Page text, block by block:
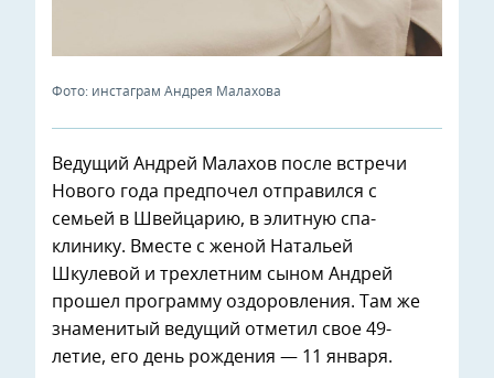
Фото: инстаграм Андрея Малахова
Ведущий Андрей Малахов после встречи
Нового года предпочел отправился с
семьей в Швейцарию, в элитную спа-
клинику. Вместе с женой Натальей
Шкулевой и трехлетним сыном Андрей
прошел программу оздоровления. Там же
знаменитый ведущий отметил свое 49-
летие, его день рождения — 11 января.